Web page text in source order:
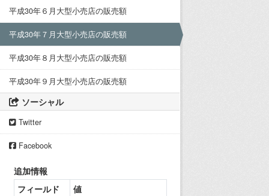
平成30年６月大型小売店の販売額
平成30年７月大型小売店の販売額
平成30年８月大型小売店の販売額
平成30年９月大型小売店の販売額
ソーシャル
Twitter
Facebook
追加情報
フィールド
値